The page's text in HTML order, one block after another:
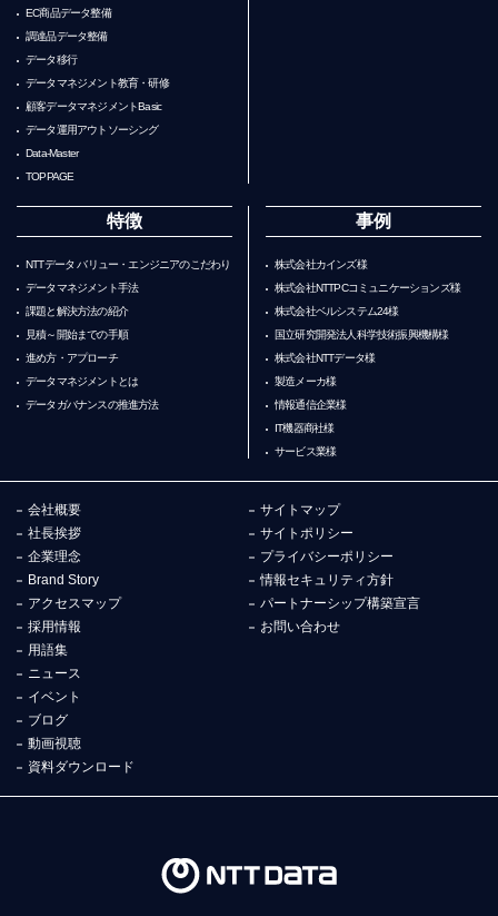
EC商品データ整備
調達品データ整備
データ移行
データマネジメント教育・研修
顧客データマネジメントBasic
データ運用アウトソーシング
Data-Master
TOPPAGE
特徴
NTTデータ バリュー・エンジニアのこだわり
データマネジメント手法
課題と解決方法の紹介
見積～開始までの手順
進め方・アプローチ
データマネジメントとは
データガバナンスの推進方法
事例
株式会社カインズ様
株式会社NTTPCコミュニケーションズ様
株式会社ベルシステム24様
国立研究開発法人科学技術振興機構様
株式会社NTTデータ様
製造メーカ様
情報通信企業様
IT機器商社様
サービス業様
会社概要
社長挨拶
企業理念
Brand Story
アクセスマップ
採用情報
サイトマップ
サイトポリシー
プライバシーポリシー
情報セキュリティ方針
パートナーシップ構築宣言
お問い合わせ
用語集
ニュース
イベント
ブログ
動画視聴
資料ダウンロード